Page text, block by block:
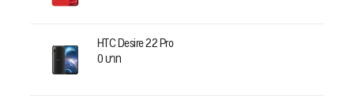
HTC Desire 22 Pro
0 บาท